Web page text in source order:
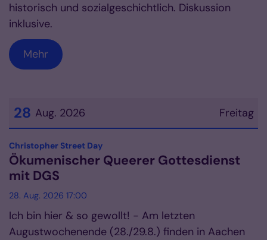
historisch und sozialgeschichtlich. Diskussion
inklusive.
Mehr
Freitag
28 Aug. 2026
Datum: 28. August 2026
Christopher Street Day:
Ökumenischer Queerer Gottesdienst
mit DGS
28. Aug. 2026 17:00
Ich bin hier & so gewollt! - Am letzten
Augustwochenende (28./29.8.) finden in Aachen